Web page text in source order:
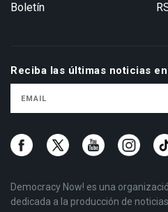
Boletín
Reciba las últimas noticias
Democracy Now! es una
dedicada a la producción de